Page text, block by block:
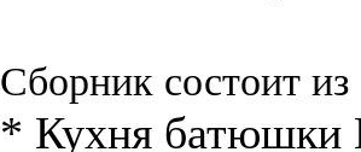
Сборник состоит
* Кухня батюшки